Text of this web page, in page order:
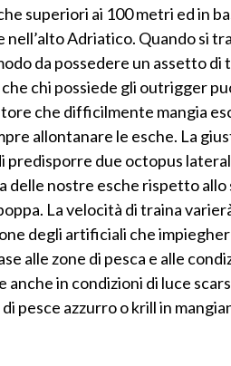
superiori ai 100 metri ed in
Adriatico. Quando si
da possedere un assetto
chi possiede gli outrigger
che difficilmente mangia
allontanare le esche. La
predisporre due octopus
delle nostre esche rispetto allo
La velocità di traina
degli artificiali che
alle zone di pesca e alle
in condizioni di luce
pesce azzurro o krill in